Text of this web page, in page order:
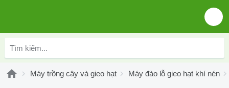
Máy trồng cây và gieo hạt Máy đào lỗ gieo hạt khí nén